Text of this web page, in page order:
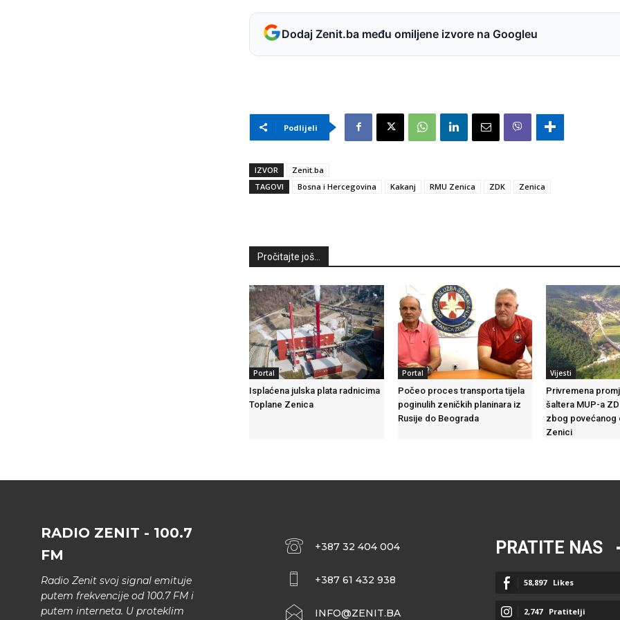
Dodaj Zenit.ba među omiljene izvore na Googleu
Podlijeli
IZVOR
Zenit.ba
TAGOVI
Bosna i Hercegovina Kakanj RMU Zenica ZDK Zenica
Pročitajte još...
Portal
Isplaćena julska plata radnicima
Toplane Zenica
Portal
Počeo proces transporta tijela
poginulih zeničkih planinara iz
Rusije do Beograda
Vijesti
Privremena
šaltera MUP-a
zbog povećanog
Zenici
RADIO ZENIT - 100.7
FM
Radio Zenit svoj signal emituje
putem frekvencije od 100.7 FM i
putem interneta. U proteklim
+387 32 404 004
+387 61 432 938
INFO@ZENIT.BA
PRATITE NAS
58,897 Likes
2,747 Pratitelji